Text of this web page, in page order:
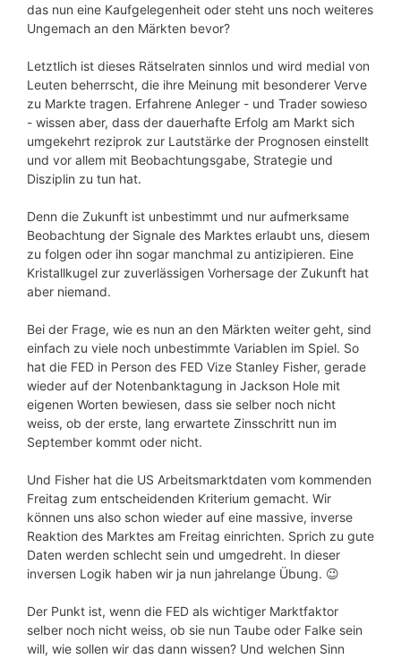
das nun eine Kaufgelegenheit oder steht uns noch weiteres
Ungemach an den Märkten bevor?
Letztlich ist dieses Rätselraten sinnlos und wird medial von
Leuten beherrscht, die ihre Meinung mit besonderer Verve
zu Markte tragen. Erfahrene Anleger - und Trader sowieso
- wissen aber, dass der dauerhafte Erfolg am Markt sich
umgekehrt reziprok zur Lautstärke der Prognosen einstellt
und vor allem mit Beobachtungsgabe, Strategie und
Disziplin zu tun hat.
Denn die Zukunft ist unbestimmt und nur aufmerksame
Beobachtung der Signale des Marktes erlaubt uns, diesem
zu folgen oder ihn sogar manchmal zu antizipieren. Eine
Kristallkugel zur zuverlässigen Vorhersage der Zukunft hat
aber niemand.
Bei der Frage, wie es nun an den Märkten weiter geht, sind
einfach zu viele noch unbestimmte Variablen im Spiel. So
hat die FED in Person des FED Vize Stanley Fisher, gerade
wieder auf der Notenbanktagung in Jackson Hole mit
eigenen Worten bewiesen, dass sie selber noch nicht
weiss, ob der erste, lang erwartete Zinsschritt nun im
September kommt oder nicht.
Und Fisher hat die US Arbeitsmarktdaten vom kommenden
Freitag zum entscheidenden Kriterium gemacht. Wir
können uns also schon wieder auf eine massive, inverse
Reaktion des Marktes am Freitag einrichten. Sprich zu gute
Daten werden schlecht sein und umgedreht. In dieser
inversen Logik haben wir ja nun jahrelange Übung. 😉
Der Punkt ist, wenn die FED als wichtiger Marktfaktor
selber noch nicht weiss, ob sie nun Taube oder Falke sein
will, wie sollen wir das dann wissen? Und welchen Sinn